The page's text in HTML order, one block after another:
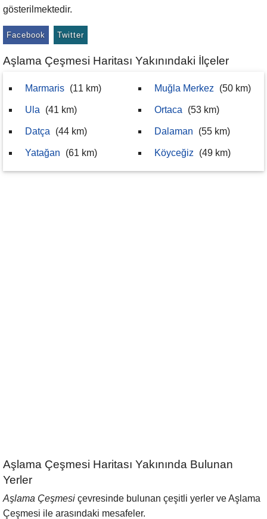
gösterilmektedir.
Facebook Twitter
Aşlama Çeşmesi Haritası Yakınındaki İlçeler
Marmaris (11 km)
Ula (41 km)
Datça (44 km)
Yatağan (61 km)
Muğla Merkez (50 km)
Ortaca (53 km)
Dalaman (55 km)
Köyceğiz (49 km)
Aşlama Çeşmesi Haritası Yakınında Bulunan
Yerler
Aşlama Çeşmesi çevresinde bulunan çeşitli yerler ve Aşlama
Çeşmesi ile arasındaki mesafeler.